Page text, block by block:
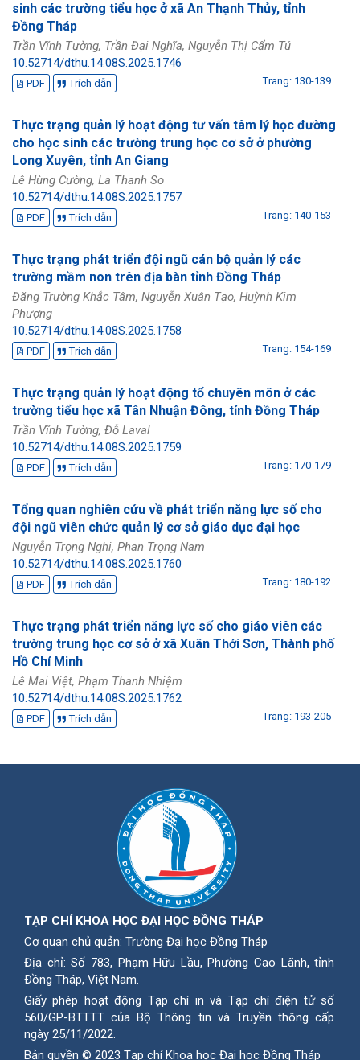
sinh các trường tiểu học ở xã An Thạnh Thủy, tỉnh
Đồng Tháp
Trần Vĩnh Tường, Trần Đại Nghĩa, Nguyễn Thị Cẩm Tú
10.52714/dthu.14.08S.2025.1746
PDF Trích dẫn Trang: 130-139
Thực trạng quản lý hoạt động tư vấn tâm lý học đường
cho học sinh các trường trung học cơ sở ở phường
Long Xuyên, tỉnh An Giang
Lê Hùng Cường, La Thanh So
10.52714/dthu.14.08S.2025.1757
PDF Trích dẫn Trang: 140-153
Thực trạng phát triển đội ngũ cán bộ quản lý các
trường mầm non trên địa bàn tỉnh Đồng Tháp
Đặng Trường Khắc Tâm, Nguyễn Xuân Tạo, Huỳnh Kim
Phượng
10.52714/dthu.14.08S.2025.1758
PDF Trích dẫn Trang: 154-169
Thực trạng quản lý hoạt động tổ chuyên môn ở các
trường tiểu học xã Tân Nhuận Đông, tỉnh Đồng Tháp
Trần Vĩnh Tường, Đỗ Laval
10.52714/dthu.14.08S.2025.1759
PDF Trích dẫn Trang: 170-179
Tổng quan nghiên cứu về phát triển năng lực số cho
đội ngũ viên chức quản lý cơ sở giáo dục đại học
Nguyễn Trọng Nghi, Phan Trọng Nam
10.52714/dthu.14.08S.2025.1760
PDF Trích dẫn Trang: 180-192
Thực trạng phát triển năng lực số cho giáo viên các
trường trung học cơ sở ở xã Xuân Thới Sơn, Thành phố
Hồ Chí Minh
Lê Mai Việt, Phạm Thanh Nhiệm
10.52714/dthu.14.08S.2025.1762
PDF Trích dẫn Trang: 193-205
TẠP CHÍ KHOA HỌC ĐẠI HỌC ĐỒNG THÁP
Cơ quan chủ quản: Trường Đại học Đồng Tháp
Địa chỉ: Số 783, Phạm Hữu Lầu, Phường Cao Lãnh, tỉnh
Ðồng Tháp, Việt Nam.
Giấy phép hoạt động Tạp chí in và Tạp chí điện tử số
560/GP-BTTTT của Bộ Thông tin và Truyền thông cấp
ngày 25/11/2022.
Bản quyền © 2023 Tạp chí Khoa học Đại học Đồng Tháp